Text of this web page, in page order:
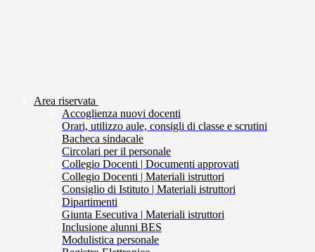
Area riservata
Accoglienza nuovi docenti
Orari, utilizzo aule, consigli di classe e scrutini
Bacheca sindacale
Circolari per il personale
Collegio Docenti | Documenti approvati
Collegio Docenti | Materiali istruttori
Consiglio di Istituto | Materiali istruttori
Dipartimenti
Giunta Esecutiva | Materiali istruttori
Inclusione alunni BES
Modulistica personale